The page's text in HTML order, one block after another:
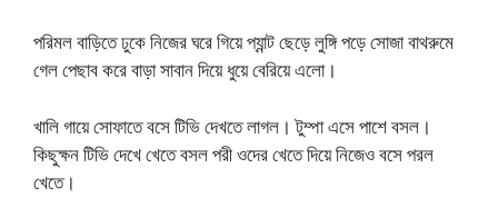
পরিমল বাড়িতে ঢুকে নিজের ঘরে গিয়ে প্যান্ট ছেড়ে লুঙ্গি পড়ে সোজা বাথরুমে
গেল পেছাব করে বাড়া সাবান দিয়ে ধুয়ে বেরিয়ে এলো।
খালি গায়ে সোফাতে বসে টিভি দেখতে লাগল। টুম্পা এসে পাশে বসল।
কিছুক্ষন টিভি দেখে খেতে বসল পরী ওদের খেতে দিয়ে নিজেও বসে পরল
খেতে।